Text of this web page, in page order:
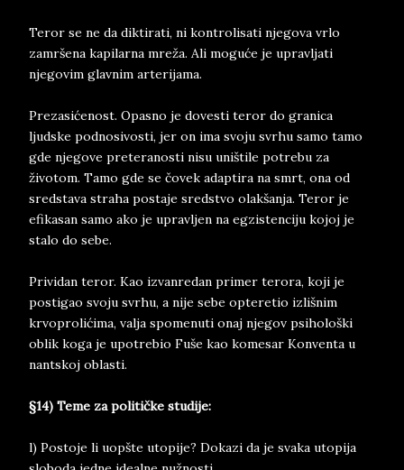
Teror se ne da diktirati, ni kontrolisati njegova vrlo
zamršena kapilarna mreža. Ali moguće je upravljati
njegovim glavnim arterijama.
Prezasićenost. Opasno je dovesti teror do granica
ljudske podnosivosti, jer on ima svoju svrhu samo tamo
gde njegove preteranosti nisu uništile potrebu za
životom. Tamo gde se čovek adaptira na smrt, ona od
sredstava straha postaje sredstvo olakšanja. Teror je
efikasan samo ako je upravljen na egzistenciju kojoj je
stalo do sebe.
Prividan teror. Kao izvanredan primer terora, koji je
postigao svoju svrhu, a nije sebe opteretio izlišnim
krvoprolićima, valja spomenuti onaj njegov psihološki
oblik koga je upotrebio Fuše kao komesar Konventa u
nantskoj oblasti.
§14) Teme za političke studije:
l) Postoje li uopšte utopije? Dokazi da je svaka utopija